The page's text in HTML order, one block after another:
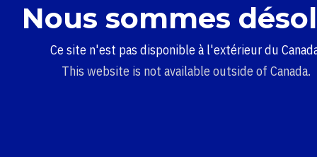
Nous sommes
Ce site n'est pas disponible à l'extérieur du
This website is not available outside of Canada.